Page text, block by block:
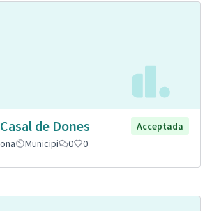
de Dones
Acceptada
Municipi 0 0